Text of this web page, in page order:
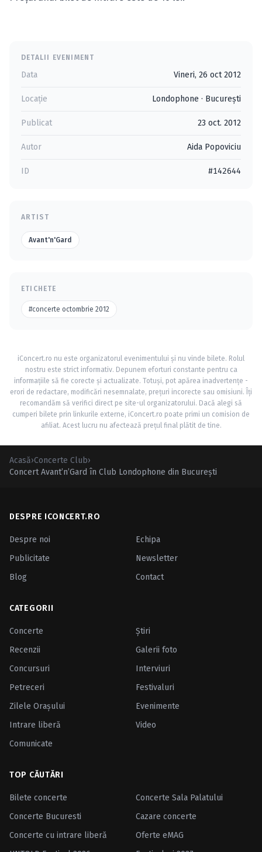
DETALII EVENIMENT
Data Vineri, 26 oct 2012
Locație Londophone · Bucureşti
Publicat 23 oct. 2012
Autor Aida Popoviciu
ID #142644
ARTIST
Avant'n'Gard
ETICHETE
#concerte octombrie 2012
iConcert.ro nu este organizatorul evenimentului și nu vinde bilete. Rolul
nostru este strict informativ. Depunem eforturi constante pentru ca
informațiile să fie corecte și actualizate. Totuși, pot apărea inadvertențe -
erori de redactare, modificări nesemnalate, prețuri incorecte sau omisiuni. Îți
recomandăm să verifici direct pe site-ul organizatorului. Dacă alegi să
cumperi bilete prin linkurile externe, iConcert.ro poate primi un comision de
afiliat. Acest lucru nu afectează prețul final plătit de tine.
Acasă›Concerte Club›
Concert Avant’n’Gard în Club Londophone din Bucureşti
DESPRE ICONCERT.RO
Despre noi
Echipa
Publicitate
Newsletter
Blog
Contact
CATEGORII
Concerte
Ştiri
Recenzii
Galerii foto
Concursuri
Interviuri
Petreceri
Festivaluri
Zilele Oraşului
Evenimente
Intrare liberă
Video
Comunicate
TOP CĂUTĂRI
Bilete concerte
Concerte Sala Palatului
Concerte Bucuresti
Cazare concerte
Concerte cu intrare liberă
Oferte eMAG